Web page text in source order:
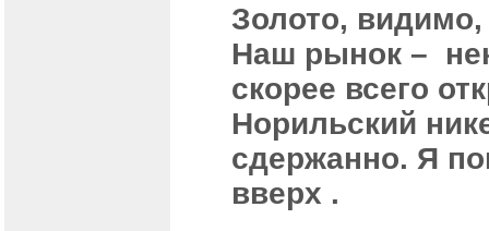
Золото, видимо,
Наш рынок –
скорее всего
Норильский
сдержанно. Я
вверх .